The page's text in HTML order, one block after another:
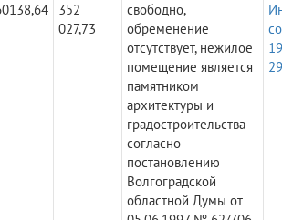
352
027,73
свободно,
обременение
отсутствует, нежилое
помещение является
памятником
архитектуры и
градостроительства
согласно
постановлению
Волгоградской
областной Думы от